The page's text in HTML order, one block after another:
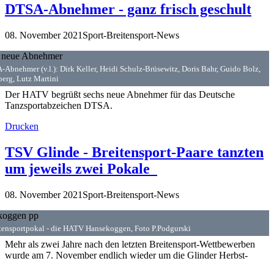
DTSA-Abnehmer - ganz frisch geschult
08. November 2021 Sport-Breitensport-News
Abnehmer (v.l.): Dirk Keller, Heidi Schulz-Brüsewitz, Doris Bahr, Guido Bolz,
Lutz Martini
Der HATV begrüßt sechs neue Abnehmer für das Deutsche
Tanzsportabzeichen DTSA.
Drucken
TSV Glinde - Breitensport-Paare tanzten
um jeweils zwei Pokale
08. November 2021 Sport-Breitensport-News
- die HATV Hansekoggen, Foto P.Podgurski
Mehr als zwei Jahre nach den letzten Breitensport-Wettbewerben
wurde am 7. November endlich wieder um die Glinder Herbst-